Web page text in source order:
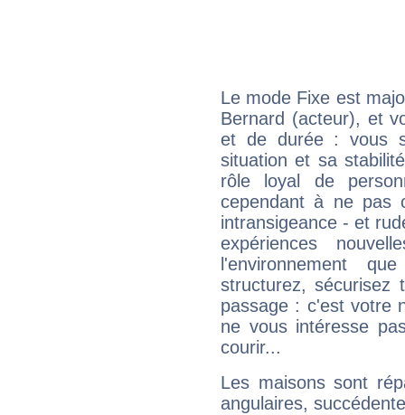
Le mode Fixe est
Bernard (acteur), et
et de durée : vous
situation et sa
rôle loyal de
cependant à ne pas
intransigeance - et
expériences
l'environnement
structurez, sécurisez
passage : c'est votre
ne vous intéresse
courir...
Les maisons sont
angulaires,